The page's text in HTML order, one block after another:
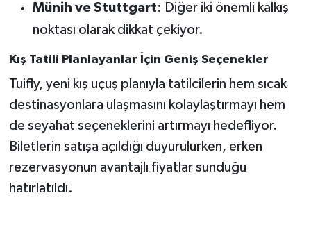
Münih ve Stuttgart: Diğer iki önemli kalkış
noktası olarak dikkat çekiyor.
Kış Tatili Planlayanlar İçin Geniş Seçenekler
Tuifly, yeni kış uçuş planıyla tatilcilerin hem sıcak
destinasyonlara ulaşmasını kolaylaştırmayı hem
de seyahat seçeneklerini artırmayı hedefliyor.
Biletlerin satışa açıldığı duyurulurken, erken
rezervasyonun avantajlı fiyatlar sunduğu
hatırlatıldı.